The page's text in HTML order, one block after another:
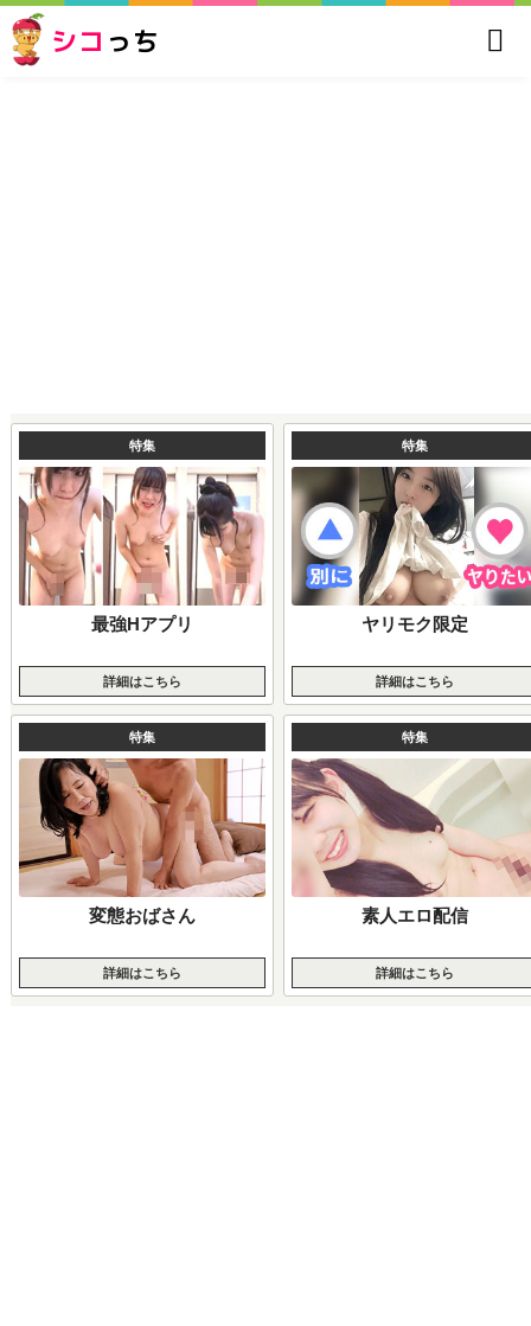
シコ っち
特集
最強Hアプリ
詳細はこちら
特集
変態おばさん
詳細はこちら
特集
ヤリモク限定
詳細はこちら
特集
素人エロ配信
詳細はこちら